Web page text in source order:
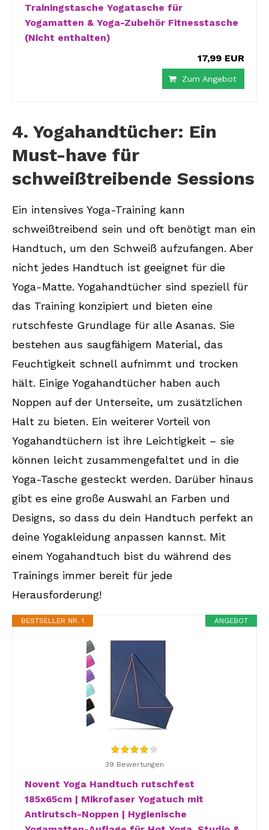
Trainingstasche Yogatasche für
Yogamatten & Yoga-Zubehör Fitnesstasche
(Nicht enthalten)
17,99 EUR
Zum Angebot
4. Yogahandtücher: Ein
Must-have für
schweißtreibende Sessions
Ein intensives Yoga-Training kann
schweißtreibend sein und oft benötigt man ein
Handtuch, um den Schweiß aufzufangen. Aber
nicht jedes Handtuch ist geeignet für die
Yoga-Matte. Yogahandtücher sind speziell für
das Training konzipiert und bieten eine
rutschfeste Grundlage für alle Asanas. Sie
bestehen aus saugfähigem Material, das
Feuchtigkeit schnell aufnimmt und trocken
hält. Einige Yogahandtücher haben auch
Noppen auf der Unterseite, um zusätzlichen
Halt zu bieten. Ein weiterer Vorteil von
Yogahandtüchern ist ihre Leichtigkeit – sie
können leicht zusammengefaltet und in die
Yoga-Tasche gesteckt werden. Darüber hinaus
gibt es eine große Auswahl an Farben und
Designs, so dass du dein Handtuch perfekt an
deine Yogakleidung anpassen kannst. Mit
einem Yogahandtuch bist du während des
Trainings immer bereit für jede
Herausforderung!
ANGEBOT
BESTSELLER NR. 1
39 Bewertungen
Novent Yoga Handtuch rutschfest
185x65cm | Mikrofaser Yogatuch mit
Antirutsch-Noppen | Hygienische